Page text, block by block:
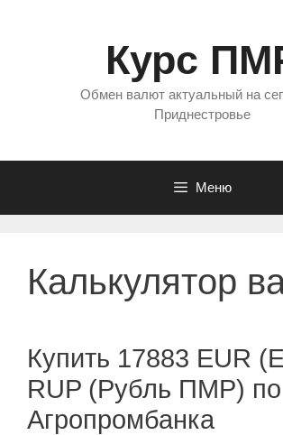
Курс
Обмен валют актуальный на
Приднестровье
Меню
Калькулятор
Купить 17883 EUR
RUP (Рубль ПМР) по
Агропромбанка